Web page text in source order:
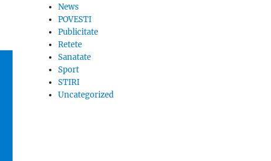
News
POVESTI
Publicitate
Retete
Sanatate
Sport
STIRI
Uncategorized